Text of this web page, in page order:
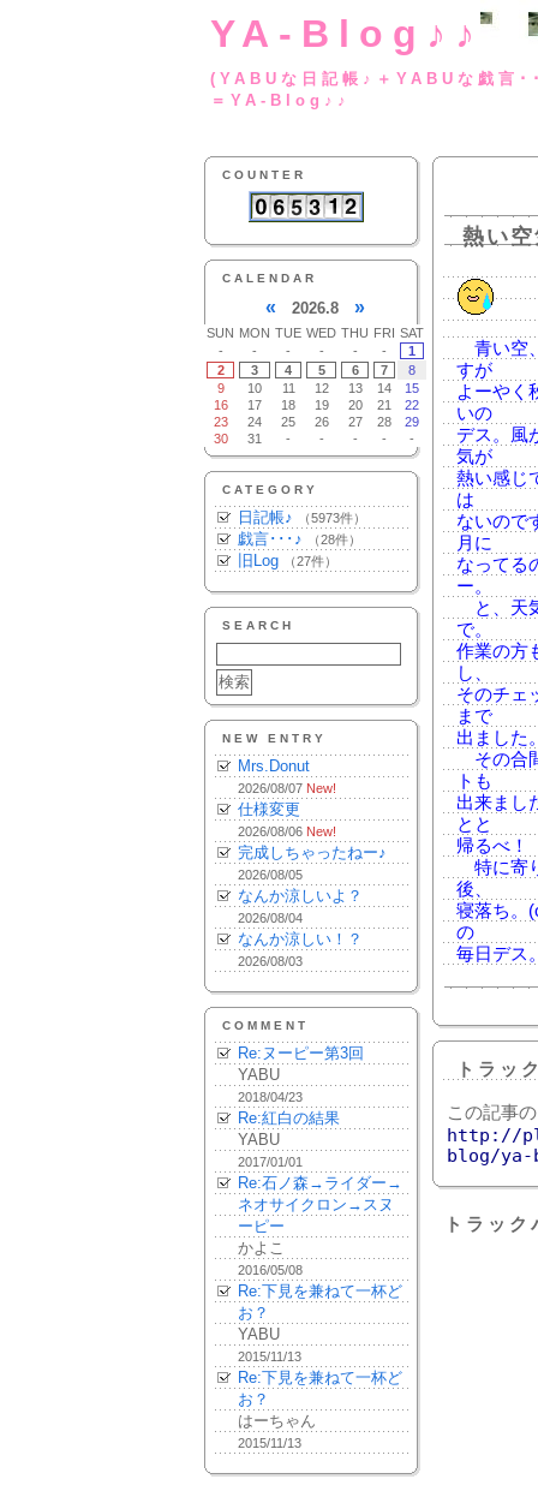
YA-Blog♪♪
(YABUな日記帳♪
＝YA-Blog♪♪
COUNTER
CALENDAR
« 2026.8 »
SUN MON TUE WED THU FRI SAT
-
- - - - -
1
2
3 4 5 6 7
8
9
10 11 12 13 14
15
16
17 18 19 20 21
22
23
24 25 26 27 28
29
30
31 - - - - -
CATEGORY
日記帳♪ （5973件）
戯言･･･♪ （28件）
旧Log （27件）
SEARCH
NEW ENTRY
Mrs.Donut
2026/08/07 New!
仕様変更
2026/08/06 New!
完成しちゃったねー♪
2026/08/05
なんか涼しいよ？
2026/08/04
なんか涼しい！？
2026/08/03
COMMENT
Re:ヌーピー第3回
YABU
2018/04/23
Re:紅白の結果
YABU
2017/01/01
Re:石ノ森→ライダー→
ネオサイクロン→スヌ
ーピー
かよこ
2016/05/08
Re:下見を兼ねて一杯ど
お？
YABU
2015/11/13
Re:下見を兼ねて一杯ど
お？
はーちゃん
2015/11/13
熱い
青い空
すが
よーやく
いの
デス。風
気が
熱い感じ
は
ないので
月に
なってる
ー。
と、天
で。
作業の方
し、
そのチェ
まで
出ました
その合
トも
出来まし
とと
帰るべ！
特に寄
後、
寝落ち。
の
毎日デス
トラッ
この記事
http://
blog/ya-
トラッ